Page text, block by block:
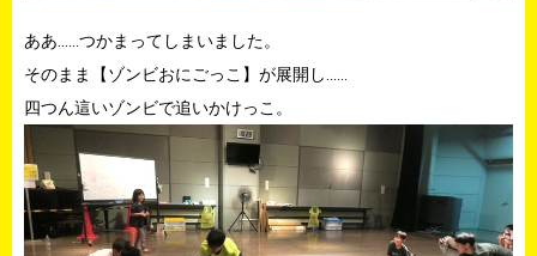
ああ……つかまってしまいました。
そのまま【ゾンビおにごっこ】が展開し……
四つん這いゾンビで追いかけっこ。